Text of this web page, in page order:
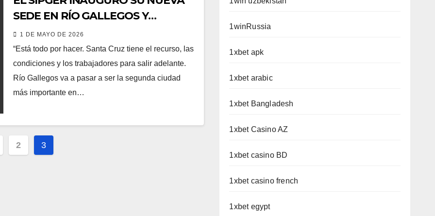
SEDE EN RÍO GALLEGOS Y
PROYECTA A LA CAPITAL COMO
EJE DEL DESARROLLO
HIDROCARBURÍFERO
1 DE MAYO DE 2026
“Está todo por hacer. Santa Cruz tiene el recurso, las
condiciones y los trabajadores para salir adelante.
Río Gallegos va a pasar a ser la segunda ciudad
más importante en…
2 3
1winRussia
1xbet apk
1xbet arabic
1xbet Bangladesh
1xbet Casino AZ
1xbet casino BD
1xbet casino french
1xbet egypt